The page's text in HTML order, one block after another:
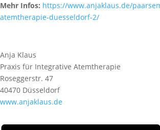
Mehr Infos: https://www.anjaklaus.de/
atemtherapie-duesseldorf-2/
Anja Klaus
Praxis für Integrative Atemtherapie
Roseggerstr. 47
40470 Düsseldorf
www.anjaklaus.de